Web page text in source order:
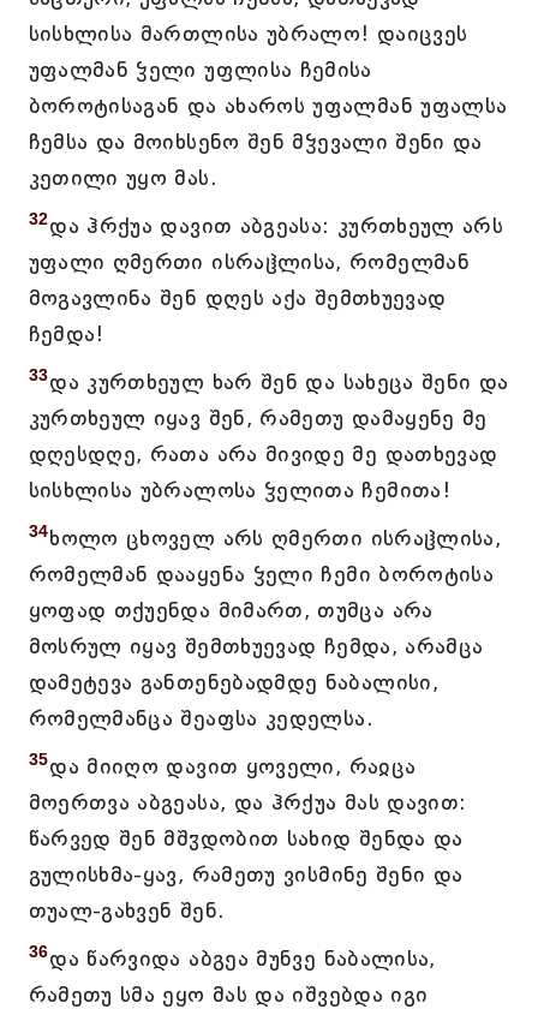
სისხლისა მართლისა უბრალო! დაიცვეს
უფალმან ჴელი უფლისა ჩემისა
ბოროტისაგან და ახაროს უფალმან უფალსა
ჩემსა და მოიხსენო შენ მჴევალი შენი და
კეთილი უყო მას.
32და ჰრქუა დავით აბგეასა: კურთხეულ არს
უფალი ღმერთი ისრაჱლისა, რომელმან
მოგავლინა შენ დღეს აქა შემთხუევად
ჩემდა!
33და კურთხეულ ხარ შენ და სახეცა შენი და
კურთხეულ იყავ შენ, რამეთუ დამაყენე მე
დღესდღე, რათა არა მივიდე მე დათხევად
სისხლისა უბრალოსა ჴელითა ჩემითა!
34ხოლო ცხოველ არს ღმერთი ისრაჱლისა,
რომელმან დააყენა ჴელი ჩემი ბოროტისა
ყოფად თქუენდა მიმართ, თუმცა არა
მოსრულ იყავ შემთხუევად ჩემდა, არამცა
დამეტევა განთენებადმდე ნაბალისი,
რომელმანცა შეაფსა კედელსა.
35და მიიღო დავით ყოველი, რაჲცა
მოერთვა აბგეასა, და ჰრქუა მას დავით:
წარვედ შენ მშჳდობით სახიდ შენდა და
გულისხმა-ყავ, რამეთუ ვისმინე შენი და
თუალ-გახვენ შენ.
36და წარვიდა აბგეა მუნვე ნაბალისა,
რამეთუ სმა ეყო მას და იშვებდა იგი